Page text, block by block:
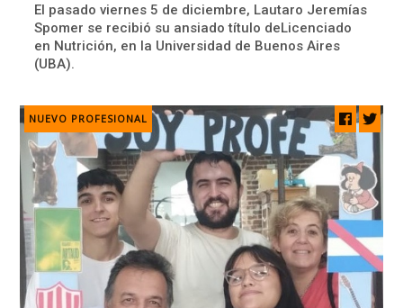
El pasado viernes 5 de diciembre, Lautaro Jeremías
Spomer se recibió su ansiado título deLicenciado
en Nutrición, en la Universidad de Buenos Aires
(UBA).
NUEVO PROFESIONAL